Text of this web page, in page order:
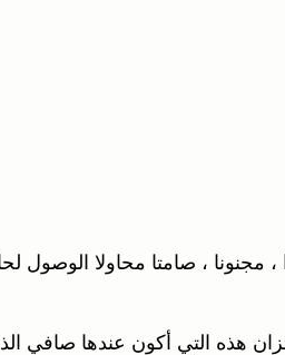
، صامتا محاولا الوصول
هذه التي أكون عندها صافي